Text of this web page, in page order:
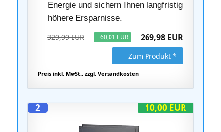
Energie und sichern Ihnen langfristig
höhere Ersparnisse.
329,99 EUR −60,01 EUR 269,98 EUR
Zum Produkt *
Preis inkl. MwSt., zzgl. Versandkosten
10,00 EUR
2